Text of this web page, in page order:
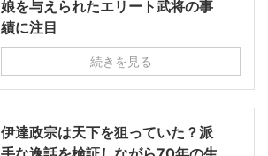
娘を与えられたエリート武将の事
績に注目
続きを見る
伊達政宗は天下を狙っていた？派